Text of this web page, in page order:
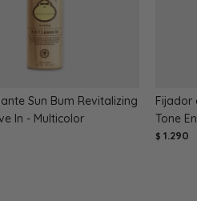
Sun Bum Revitalizing
In - Multicolor
Fijador
Tone
$ 1.290